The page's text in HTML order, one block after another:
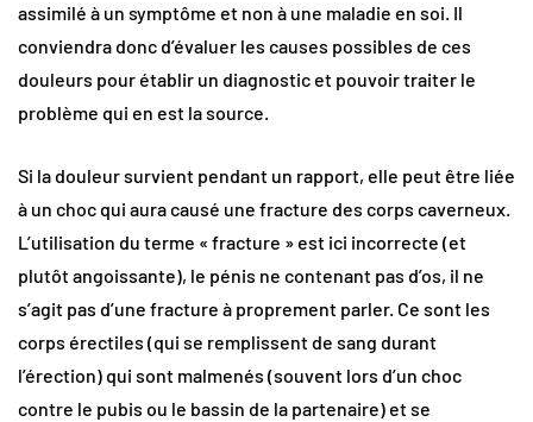
assimilé à un symptôme et non à une maladie en soi. Il
conviendra donc d’évaluer les causes possibles de ces
douleurs pour établir un diagnostic et pouvoir traiter le
problème qui en est la source.
Si la douleur survient pendant un rapport, elle peut être liée
à un choc qui aura causé une fracture des corps caverneux.
L’utilisation du terme « fracture » est ici incorrecte (et
plutôt angoissante), le pénis ne contenant pas d’os, il ne
s’agit pas d’une fracture à proprement parler. Ce sont les
corps érectiles (qui se remplissent de sang durant
l’érection) qui sont malmenés (souvent lors d’un choc
contre le pubis ou le bassin de la partenaire) et se